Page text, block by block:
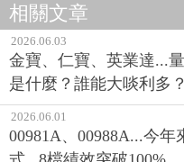
相關文章
2026.06.03
金寶、仁寶、英業達...
是什麼？誰能大啖利多？
2026.06.01
00981A、00988A...今